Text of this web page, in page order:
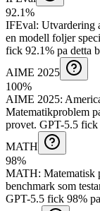
92.1%
IFEval: Utvardering
en modell foljer
fick 92.1% pa detta
AIME 2025
100%
AIME 2025:
Matematikproblem
provet. GPT-5.5 fick
MATH
98%
MATH: Matematisk
benchmark som
GPT-5.5 fick 98%